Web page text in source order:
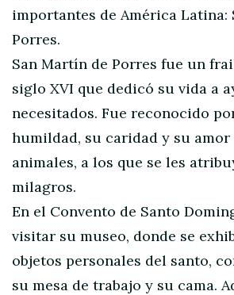
importantes de América Latina:
Porres.
San Martín de Porres fue un
siglo XVI que dedicó su vida a
necesitados. Fue reconocido
humildad, su caridad y su
animales, a los que se les
milagros.
En el Convento de Santo
visitar su museo, donde se
objetos personales del santo,
su mesa de trabajo y su cama.